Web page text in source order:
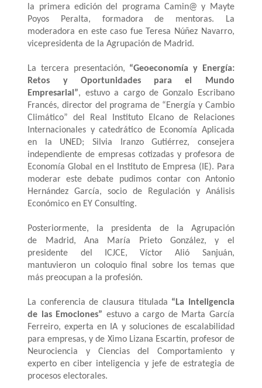
la primera edición del programa Camin@ y Mayte
Poyos Peralta, formadora de mentoras. La
moderadora en este caso fue Teresa Núñez Navarro,
vicepresidenta de la Agrupación de Madrid.
La tercera presentación, “Geoeconomía y Energía:
Retos y Oportunidades para el Mundo
Empresarial”, estuvo a cargo de Gonzalo Escribano
Francés, director del programa de “Energía y Cambio
Climático” del Real Instituto Elcano de Relaciones
Internacionales y catedrático de Economía Aplicada
en la UNED; Silvia Iranzo Gutiérrez, consejera
independiente de empresas cotizadas y profesora de
Economía Global en el Instituto de Empresa (IE). Para
moderar este debate pudimos contar con Antonio
Hernández García, socio de Regulación y Análisis
Económico en EY Consulting.
Posteriormente, la presidenta de la Agrupación
de Madrid, Ana María Prieto González, y el
presidente del ICJCE, Víctor Alió Sanjuán,
mantuvieron un coloquio final sobre los temas que
más preocupan a la profesión.
La conferencia de clausura titulada “La Inteligencia
de las Emociones” estuvo a cargo de Marta García
Ferreiro, experta en IA y soluciones de escalabilidad
para empresas, y de Ximo Lizana Escartín, profesor de
Neurociencia y Ciencias del Comportamiento y
experto en ciber inteligencia y jefe de estrategia de
procesos electorales.